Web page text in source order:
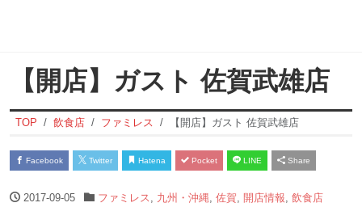
【開店】ガスト 佐賀武雄店
TOP 飲食店 ファミレス 【開店】ガスト 佐賀武雄店
Facebook Twitter Hatena Pocket LINE Share
2017-09-05 ファミレス 九州・沖縄 佐賀 開店情報 飲食店